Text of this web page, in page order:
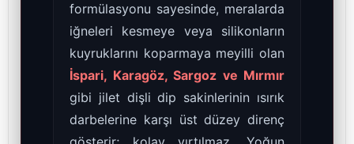
formülasyonu sayesinde, meralarda
iğneleri kesmeye veya silikonların
kuyruklarını koparmaya meyilli olan
İspari, Karagöz, Sargoz ve Mırmır
gibi jilet dişli dip sakinlerinin ısırık
darbelerine karşı üst düzey direnç